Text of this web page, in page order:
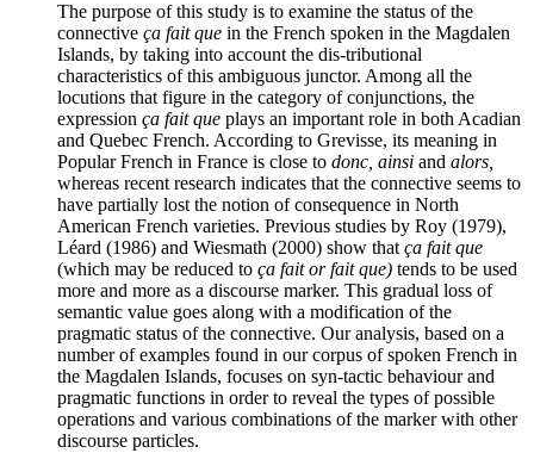
The purpose of this study is to examine the status of the
connective ça fait que in the French spoken in the Magdalen
Islands, by taking into account the dis-tributional
characteristics of this ambiguous junctor. Among all the
locutions that figure in the category of conjunctions, the
expression ça fait que plays an important role in both Acadian
and Quebec French. According to Grevisse, its meaning in
Popular French in France is close to donc, ainsi and alors,
whereas recent research indicates that the connective seems to
have partially lost the notion of consequence in North
American French varieties. Previous studies by Roy (1979),
Léard (1986) and Wiesmath (2000) show that ça fait que
(which may be reduced to ça fait or fait que) tends to be used
more and more as a discourse marker. This gradual loss of
semantic value goes along with a modification of the
pragmatic status of the connective. Our analysis, based on a
number of examples found in our corpus of spoken French in
the Magdalen Islands, focuses on syn-tactic behaviour and
pragmatic functions in order to reveal the types of possible
operations and various combinations of the marker with other
discourse particles.